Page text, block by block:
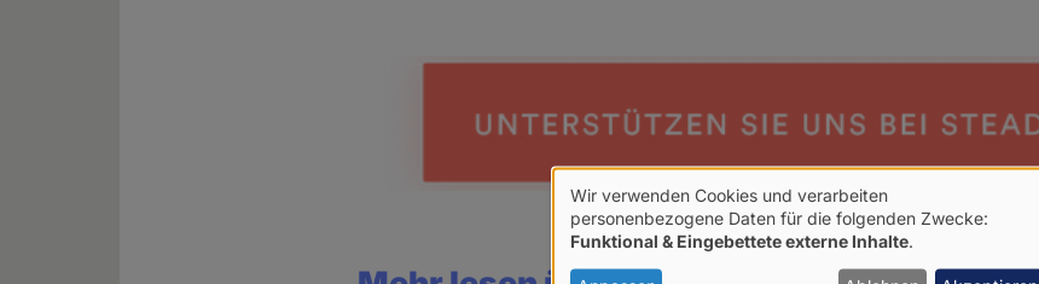
Verwendung
von
Wir verwenden Cookies und verarbeiten
personenbezogene Daten für die folgenden Zwecke:
Funktional & Eingebettete externe Inhalte.